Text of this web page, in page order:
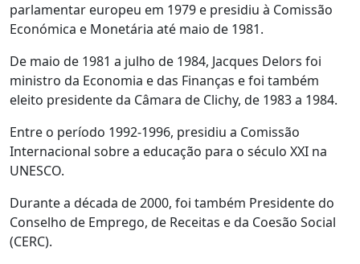
parlamentar europeu em 1979 e presidiu à Comissão
Económica e Monetária até maio de 1981.
De maio de 1981 a julho de 1984, Jacques Delors foi
ministro da Economia e das Finanças e foi também
eleito presidente da Câmara de Clichy, de 1983 a 1984.
Entre o período 1992-1996, presidiu a Comissão
Internacional sobre a educação para o século XXI na
UNESCO.
Durante a década de 2000, foi também Presidente do
Conselho de Emprego, de Receitas e da Coesão Social
(CERC).